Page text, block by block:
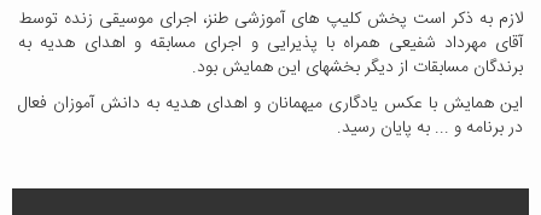
لازم به ذکر است پخش کلیپ های آموزشی طنز، اجرای موسیقی زنده توسط
آقای مهرداد شفیعی همراه با پذیرایی و اجرای مسابقه و اهدای هدیه به
برندگان مسابقات از دیگر بخشهای این همایش بود.
این همایش با عکس یادگاری میهمانان و اهدای هدیه به دانش آموزان فعال
در برنامه و ... به پایان رسید.